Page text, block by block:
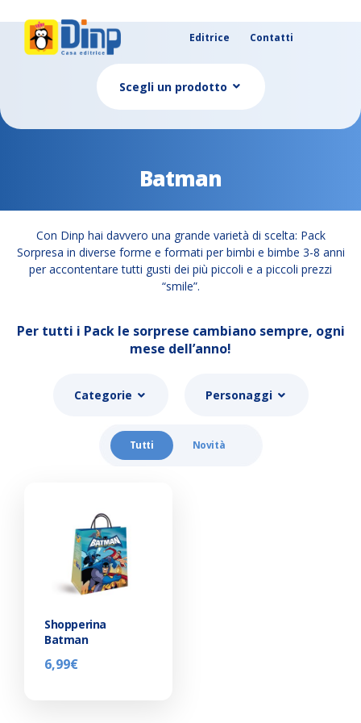
Editrice Contatti
Scegli un prodotto
Batman
Con Dinp hai davvero una grande varietà di scelta: Pack
Sorpresa in diverse forme e formati per bimbi e bimbe 3-8 anni
per accontentare tutti gusti dei più piccoli e a piccoli prezzi
“smile”.
Per tutti i Pack le sorprese cambiano sempre, ogni
mese dell’anno!
Categorie Personaggi
Tutti Novità
Shopperina
Batman
6,99€